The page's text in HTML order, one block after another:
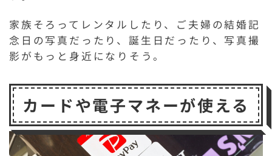
家族そろってレンタルしたり、ご夫婦の結婚記
念日の写真だったり、誕生日だったり、写真撮
影がもっと身近になりそう。
カードや電子マネーが使える